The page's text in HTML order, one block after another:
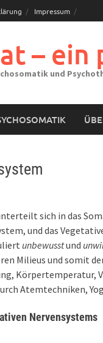
Impressum
– ein
und
sich in das
und das
unbewusstund
Milieus und somit
Körpertemperatur,
Atemtechniken,
Nervensystems